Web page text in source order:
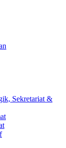
Sekretariat &